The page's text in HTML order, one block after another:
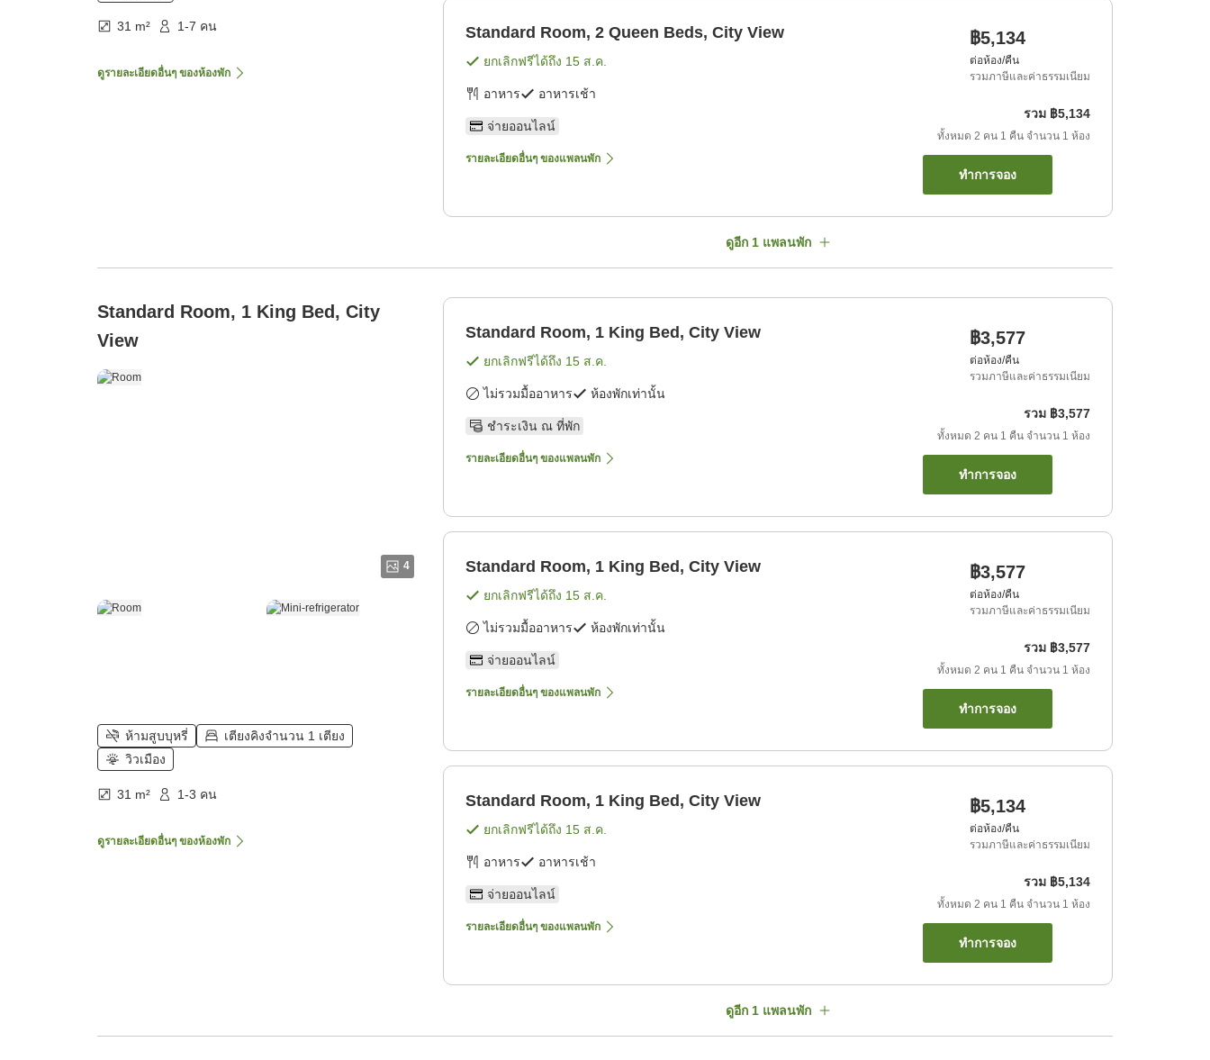
31 m² 1-7 คน
ดูรายละเอียดอื่นๆ ของห้องพัก
Standard Room, 2 Queen Beds, City View
ยกเลิกฟรีได้ถึง 15 ส.ค.
อาหาร อาหารเช้า
จ่ายออนไลน์
รายละเอียดอื่นๆ ของแพลนพัก
฿5,134
ต่อห้อง/คืน
รวมภาษีและค่าธรรมเนียม
รวม ฿5,134
ทั้งหมด 2 คน 1 คืน จำนวน 1 ห้อง
ทำการจอง
ดูอีก 1แพลนพัก
Standard Room, 1 King Bed, City
View
4
ห้ามสูบบุหรี่
เตียงคิงจำนวน 1 เตียง
วิวเมือง
31 m² 1-3 คน
ดูรายละเอียดอื่นๆ ของห้องพัก
Standard Room, 1 King Bed, City View
ยกเลิกฟรีได้ถึง 15 ส.ค.
ไม่รวมมื้ออาหาร ห้องพักเท่านั้น
ชำระเงิน ณ ที่พัก
รายละเอียดอื่นๆ ของแพลนพัก
฿3,577
ต่อห้อง/คืน
รวมภาษีและค่าธรรมเนียม
รวม ฿3,577
ทั้งหมด 2 คน 1 คืน จำนวน 1 ห้อง
ทำการจอง
Standard Room, 1 King Bed, City View
ยกเลิกฟรีได้ถึง 15 ส.ค.
ไม่รวมมื้ออาหาร ห้องพักเท่านั้น
จ่ายออนไลน์
รายละเอียดอื่นๆ ของแพลนพัก
฿3,577
ต่อห้อง/คืน
รวมภาษีและค่าธรรมเนียม
รวม ฿3,577
ทั้งหมด 2 คน 1 คืน จำนวน 1 ห้อง
ทำการจอง
Standard Room, 1 King Bed, City View
ยกเลิกฟรีได้ถึง 15 ส.ค.
อาหาร อาหารเช้า
จ่ายออนไลน์
รายละเอียดอื่นๆ ของแพลนพัก
฿5,134
ต่อห้อง/คืน
รวมภาษีและค่าธรรมเนียม
รวม ฿5,134
ทั้งหมด 2 คน 1 คืน จำนวน 1 ห้อง
ทำการจอง
ดูอีก 1แพลนพัก